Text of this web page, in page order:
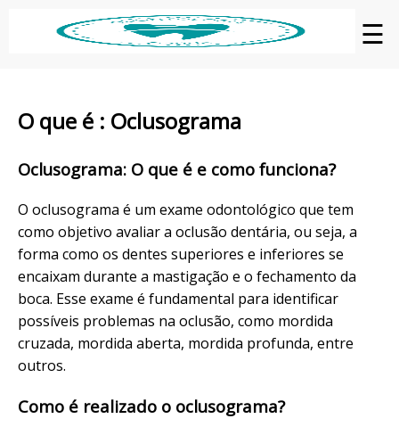
☰
O que é : Oclusograma
Oclusograma: O que é e como funciona?
O oclusograma é um exame odontológico que tem
como objetivo avaliar a oclusão dentária, ou seja, a
forma como os dentes superiores e inferiores se
encaixam durante a mastigação e o fechamento da
boca. Esse exame é fundamental para identificar
possíveis problemas na oclusão, como mordida
cruzada, mordida aberta, mordida profunda, entre
outros.
Como é realizado o oclusograma?